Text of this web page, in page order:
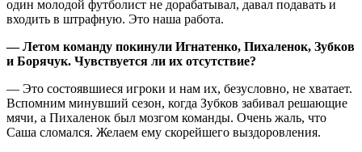
один молодой футболист не дорабатывал, давал подавать и
входить в штрафную. Это наша работа.
— Летом команду покинули Игнатенко, Пихаленок, Зубков
и Борячук. Чувствуется ли их отсутствие?
— Это состоявшиеся игроки и нам их, безусловно, не хватает.
Вспомним минувший сезон, когда Зубков забивал решающие
мячи, а Пихаленок был мозгом команды. Очень жаль, что
Саша сломался. Желаем ему скорейшего выздоровления.